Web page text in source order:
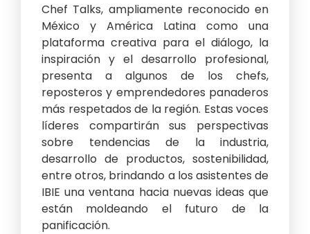
Chef Talks, ampliamente reconocido en
México y América Latina como una
plataforma creativa para el diálogo, la
inspiración y el desarrollo profesional,
presenta a algunos de los chefs,
reposteros y emprendedores panaderos
más respetados de la región. Estas voces
líderes compartirán sus perspectivas
sobre tendencias de la industria,
desarrollo de productos, sostenibilidad,
entre otros, brindando a los asistentes de
IBIE una ventana hacia nuevas ideas que
están moldeando el futuro de la
panificación.